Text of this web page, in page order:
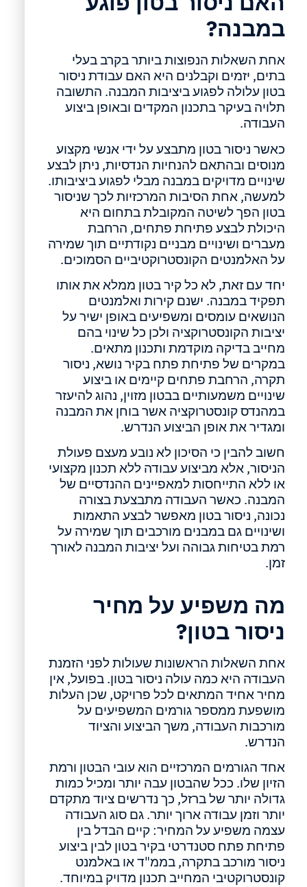
במבנה?
אחת השאלות הנפוצות ביותר בקרב בעלי
בתים, יזמים וקבלנים היא האם עבודת ניסור
בטון עלולה לפגוע ביציבות המבנה. התשובה
תלויה בעיקר בתכנון המקדים ובאופן ביצוע
העבודה.
כאשר ניסור בטון מתבצע על ידי אנשי מקצוע
מנוסים ובהתאם להנחיות הנדסיות, ניתן לבצע
שינויים מדויקים במבנה מבלי לפגוע ביציבותו.
למעשה, אחת הסיבות המרכזיות לכך שניסור
בטון הפך לשיטה המקובלת בתחום היא
היכולת לבצע פתיחת פתחים, הרחבת
מעברים ושינויים מבניים נקודתיים תוך שמירה
על האלמנטים הקונסטרוקטיביים הסמוכים.
יחד עם זאת, לא כל קיר בטון ממלא את אותו
תפקיד במבנה. ישנם קירות ואלמנטים
הנושאים עומסים ומשפיעים באופן ישיר על
יציבות הקונסטרוקציה ולכן כל שינוי בהם
מחייב בדיקה מוקדמת ותכנון מתאים.
במקרים של פתיחת פתח בקיר נושא, ניסור
תקרה, הרחבת פתחים קיימים או ביצוע
שינויים משמעותיים בבטון מזוין, נהוג להיעזר
במהנדס קונסטרוקציה אשר בוחן את המבנה
ומגדיר את אופן הביצוע הנדרש.
חשוב להבין כי הסיכון לא נובע מעצם פעולת
הניסור, אלא מביצוע עבודה ללא תכנון מקצועי
או ללא התייחסות למאפיינים ההנדסיים של
המבנה. כאשר העבודה מתבצעת בצורה
נכונה, ניסור בטון מאפשר לבצע התאמות
ושינויים גם במבנים מורכבים תוך שמירה על
רמת בטיחות גבוהה ועל יציבות המבנה לאורך
זמן.
מה משפיע על מחיר
ניסור בטון?
אחת השאלות הראשונות שעולות לפני הזמנת
העבודה היא כמה עולה ניסור בטון. בפועל, אין
מחיר אחיד המתאים לכל פרויקט, שכן העלות
מושפעת ממספר גורמים המשפיעים על
מורכבות העבודה, משך הביצוע והציוד
הנדרש.
אחד הגורמים המרכזיים הוא עובי הבטון ורמת
הזיון שלו. ככל שהבטון עבה יותר ומכיל כמות
גדולה יותר של ברזל, כך נדרשים ציוד מתקדם
יותר וזמן עבודה ארוך יותר. גם סוג העבודה
עצמה משפיע על המחיר: קיים הבדל בין
פתיחת פתח סטנדרטי בקיר בטון לבין ביצוע
ניסור מורכב בתקרה, בממ"ד או באלמנט
קונסטרוקטיבי המחייב תכנון מדויק במיוחד.